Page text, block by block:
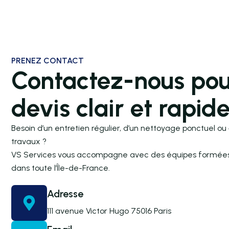
PRENEZ CONTACT
Contactez-nous
devis clair et rapide
Besoin d’un entretien régulier, d’un nettoyage ponctuel
travaux ?
VS Services vous accompagne avec des équipes
dans toute l’Île-de-France.
Adresse
111 avenue Victor Hugo 75016 Paris